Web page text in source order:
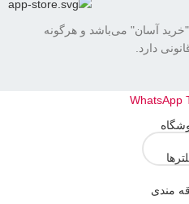
آسان" می‌باشد و هرگونه
دارد.
WhatsApp
مندی